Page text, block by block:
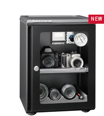
NEW
東
イ
引
商